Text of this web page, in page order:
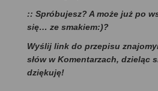
:: Spróbujesz? A może już po
się… ze smakiem:)?
Wyślij link do przepisu
słów w Komentarzach, dzieląc
dziękuję!